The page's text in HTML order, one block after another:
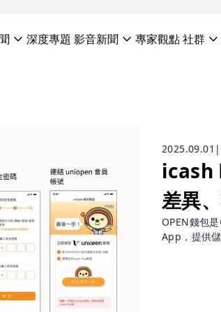
深度專題 影音新聞 專家觀點社群
2025.09.01 |
icash
差異
OPEN錢包
App，提供